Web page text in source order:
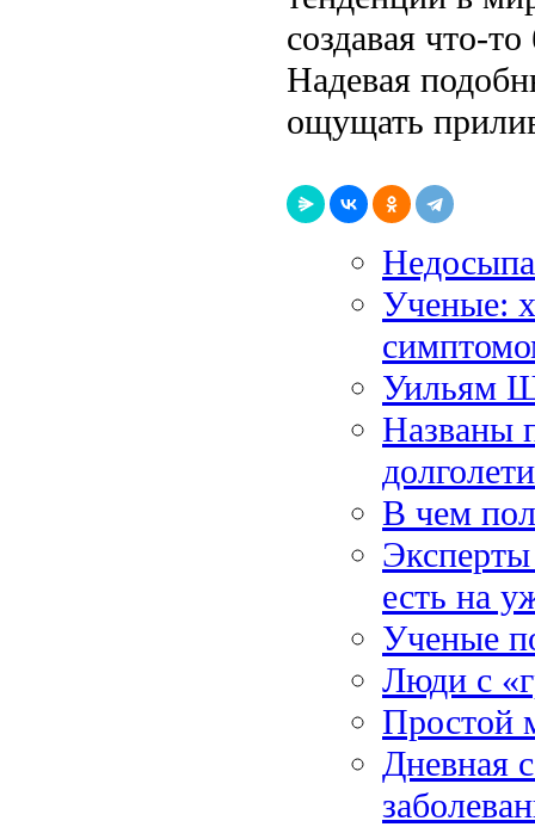
создавая что-
Надевая
ощущать
Ученые:
Уильям
Названы
В чем
есть на
Ученые
Люди с
Простой
Дневная